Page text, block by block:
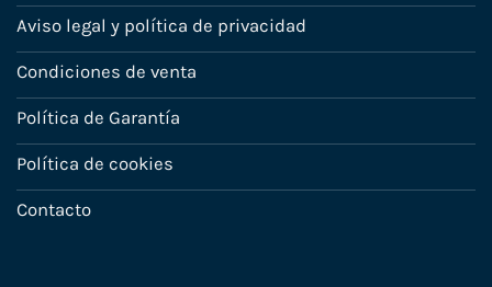
Aviso legal y política de privacidad
Condiciones de venta
Política de Garantía
Política de cookies
Contacto